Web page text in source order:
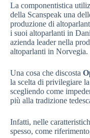
La componentistica
della Scanspeak una
produzione di
i suoi altoparlanti in
azienda leader nella
altoparlanti in Norvegia.
Una cosa che discosta
la scelta di privilegiare
scegliendo come
più alla tradizione
Infatti, nelle
spesso, come